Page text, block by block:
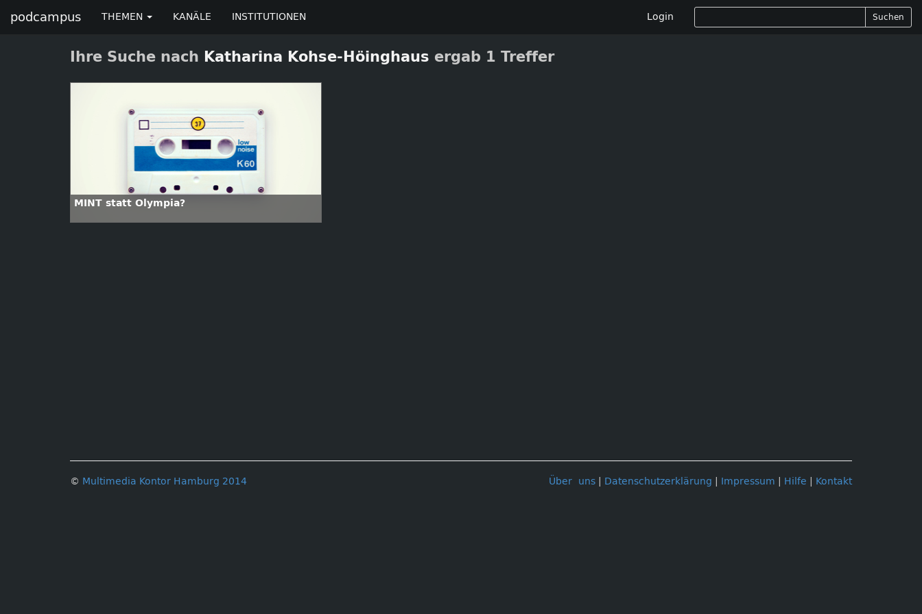
podcampus THEMEN KANÄLE INSTITUTIONEN Login Suchen
Ihre Suche nach Katharina Kohse-Höinghaus ergab 1 Treffer
MINT statt Olympia?
Über uns Datenschutzerklärung Impressum Hilfe Kontakt
© Multimedia Kontor Hamburg 2014